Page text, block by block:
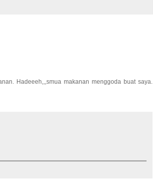
Hadeeeh,,,smua makanan menggoda buat saya.